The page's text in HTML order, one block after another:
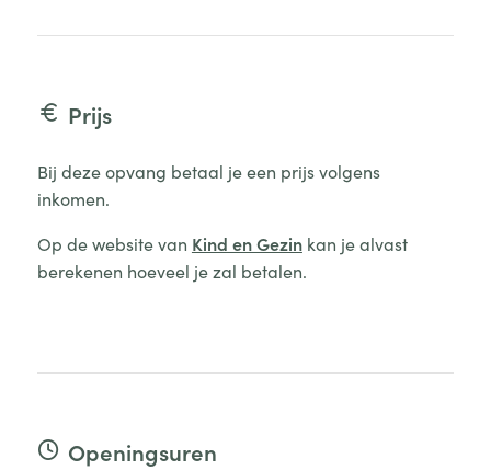
Prijs
Bij deze opvang betaal je een prijs volgens
inkomen.
Op de website van Kind en Gezinkan je alvast
berekenen hoeveel je zal betalen.
Openingsuren